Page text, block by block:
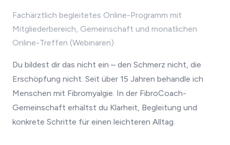
Fachärztlich begleitetes Online-Programm mit
Mitgliederbereich, Gemeinschaft und monatlichen
Online-Treffen (Webinaren)
Du bildest dir das nicht ein – den Schmerz nicht, die
Erschöpfung nicht. Seit über 15 Jahren behandle ich
Menschen mit Fibromyalgie. In der FibroCoach-
Gemeinschaft erhältst du Klarheit, Begleitung und
konkrete Schritte für einen leichteren Alltag.